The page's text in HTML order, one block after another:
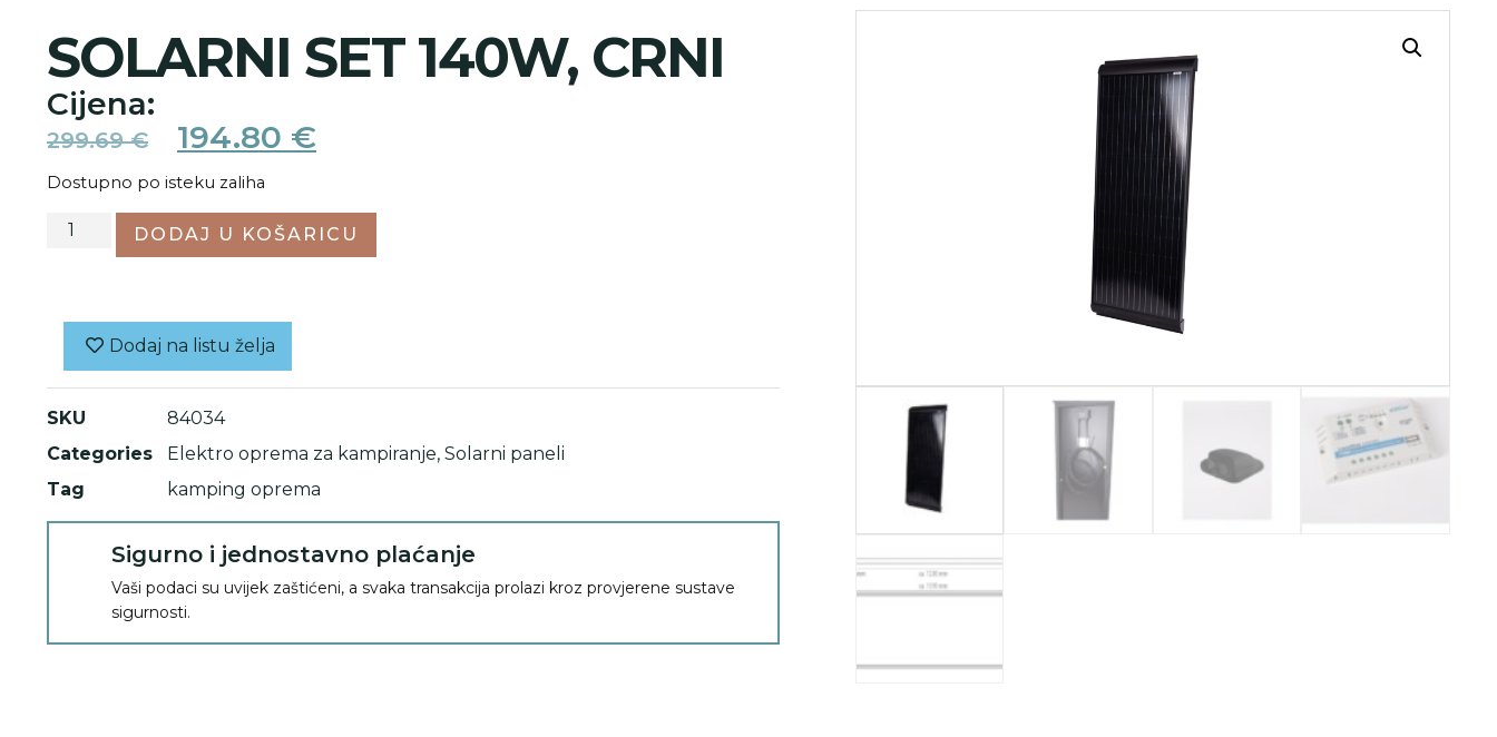
SOLARNI SET 140W, CRNI
Cijena:
299.69€ 194.80 €
Dostupno po isteku zaliha
DODAJ U KOŠARICU
Dodaj na listu želja
SKU
84034
Categories
Elektro oprema za kampiranje, Solarni paneli
Tag
kamping oprema
Sigurno i jednostavno plaćanje
Vaši podaci su uvijek zaštićeni, a svaka transakcija prolazi kroz provjerene sustave
sigurnosti.